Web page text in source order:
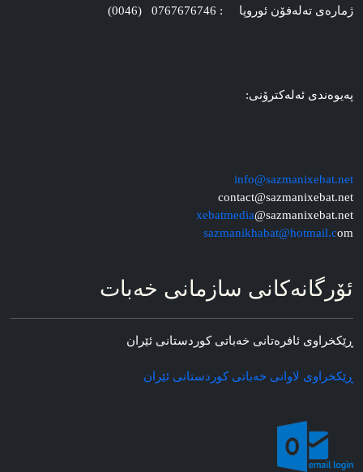
ژماره‌ی ته‌له‌فۆن ئوروپا : 0767676746 (0046)
په‌یوه‌ندی ئه‌له‌کترۆنی:
info@sazmanixebat.net
contact@sazmanixebat.net
xebatmedia@sazmanixebat.net
sazmanikhabat@hotmail.com
ئۆرگانه‌کانی سازمانی خه‌بات
ڕێکخراوی ئافره‌تانی خه‌باتی کوردستانی ئێران
ڕێکخراوی لاوانی خه‌باتی کوردستانی ئێران